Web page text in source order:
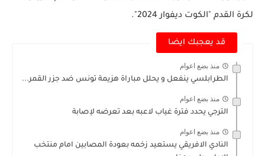
لكرة القدم "الكوت ديفوار 2024".
قد يعجبك ايضا
منذ بضع اعوام
الطرابلسي ينفعل و يحلل مباراة هزيمة تونس ضد جزر القمر...
منذ بضع اعوام
الترجي يحدد فترة غياب لاعبه بعد تعرضه لإصابة
منذ بضع اعوام
النادي الافريقي يستعيد زخمه بعودة المصابين امام منتخب